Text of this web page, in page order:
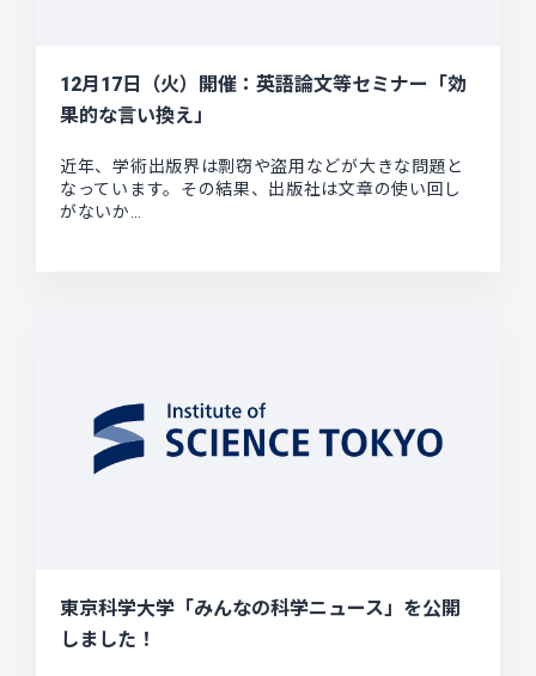
12月17日（火）開催：英語論文等セミナー「効
果的な言い換え」
近年、学術出版界は剽窃や盗用などが大きな問題と
なっています。その結果、出版社は文章の使い回し
がないか…
東京科学大学「みんなの科学ニュース」を公開
しました！